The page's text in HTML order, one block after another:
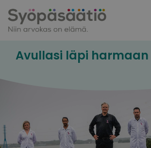
Avullasi läpi harmaan